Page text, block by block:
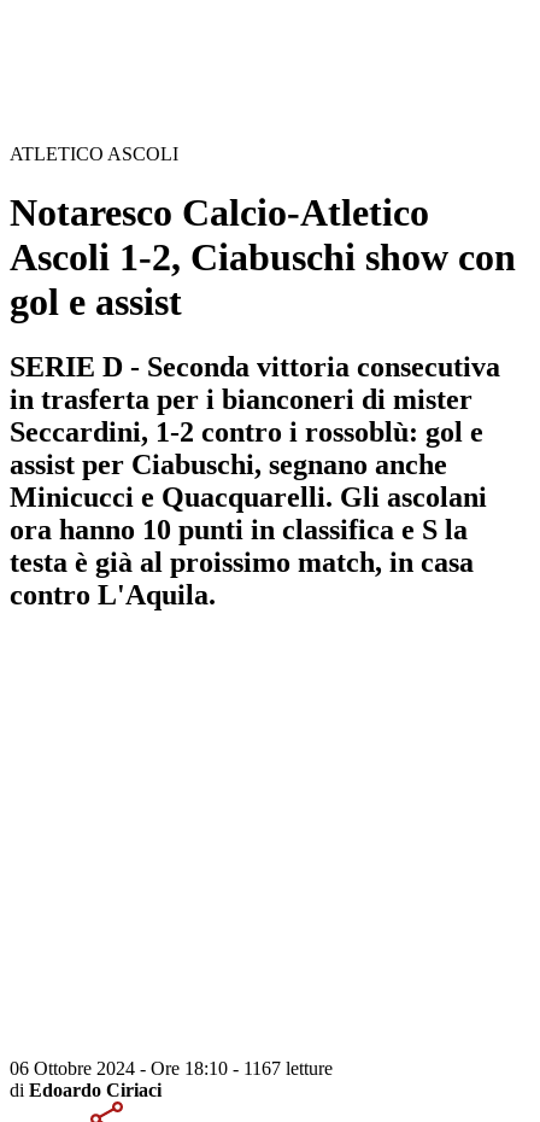
ATLETICO ASCOLI
Notaresco Calcio-Atletico
Ascoli 1-2, Ciabuschi show con
gol e assist
SERIE D - Seconda vittoria consecutiva
in trasferta per i bianconeri di mister
Seccardini, 1-2 contro i rossoblù: gol e
assist per Ciabuschi, segnano anche
Minicucci e Quacquarelli. Gli ascolani
ora hanno 10 punti in classifica e S la
testa è già al proissimo match, in casa
contro L'Aquila.
06 Ottobre 2024 - Ore 18:10 - 1167 letture
di Edoardo Ciriaci